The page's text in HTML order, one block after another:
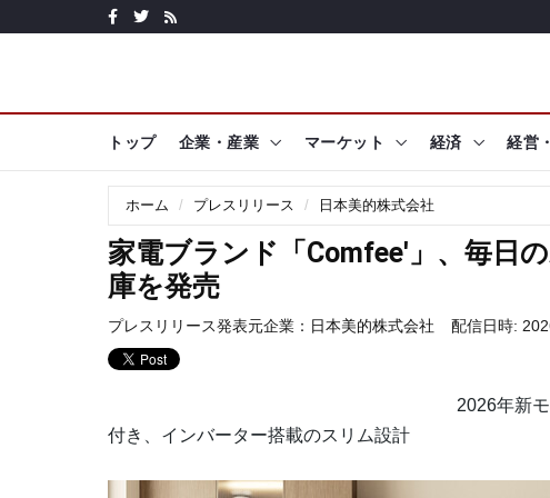
トップ 企業・産業 マーケット 経済 経営
ホーム プレスリリース 日本美的株式会社
家電ブランド「Comfee'」、毎日
庫を発売
プレスリリース発表元企業： 日本美的株式会社 配信日時:
2026年新
付き、インバーター搭載のスリム設計